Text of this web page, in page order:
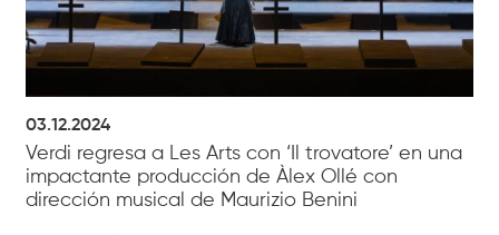
03.12.2024
Verdi regresa a Les Arts con ‘Il trovatore’ en una
impactante producción de Àlex Ollé con
dirección musical de Maurizio Benini